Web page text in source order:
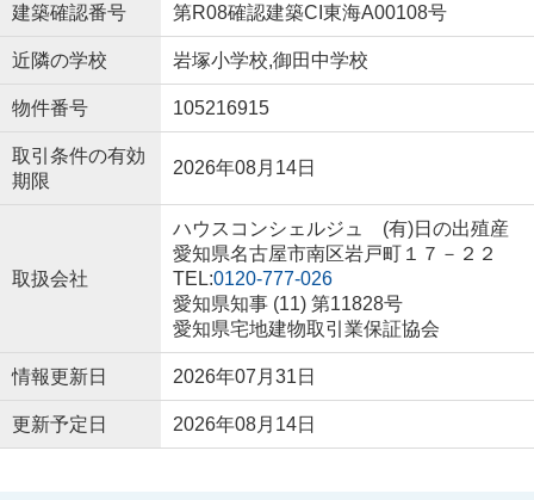
建築確認番号 第R08確認建築CI東海A00108号
近隣の学校 岩塚小学校,御田中学校
物件番号 105216915
取引条件の有効
期限
2026年08月14日
取扱会社
ハウスコンシェルジュ (有)日の出殖産
愛知県名古屋市南区岩戸町１７－２２
TEL:0120-777-026
愛知県知事 (11) 第11828号
愛知県宅地建物取引業保証協会
情報更新日 2026年07月31日
更新予定日 2026年08月14日